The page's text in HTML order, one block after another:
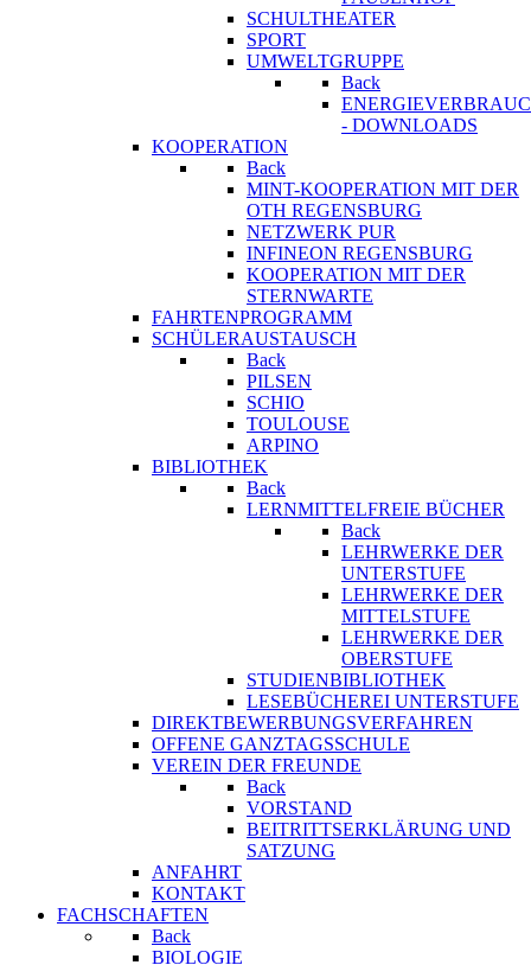
SCHULTHEATER
SPORT
UMWELTGRUPPE
Back
- DOWNLOADS
KOOPERATION
Back
MINT-KOOPERATION MIT DER
OTH REGENSBURG
NETZWERK PUR
INFINEON REGENSBURG
KOOPERATION MIT DER
STERNWARTE
FAHRTENPROGRAMM
SCHÜLERAUSTAUSCH
Back
PILSEN
SCHIO
TOULOUSE
ARPINO
BIBLIOTHEK
Back
LERNMITTELFREIE BÜCHER
Back
LEHRWERKE DER
UNTERSTUFE
LEHRWERKE DER
MITTELSTUFE
LEHRWERKE DER
OBERSTUFE
STUDIENBIBLIOTHEK
LESEBÜCHEREI UNTERSTUFE
DIREKTBEWERBUNGSVERFAHREN
OFFENE GANZTAGSSCHULE
VEREIN DER FREUNDE
Back
VORSTAND
BEITRITTSERKLÄRUNG UND
SATZUNG
ANFAHRT
KONTAKT
FACHSCHAFTEN
Back
BIOLOGIE